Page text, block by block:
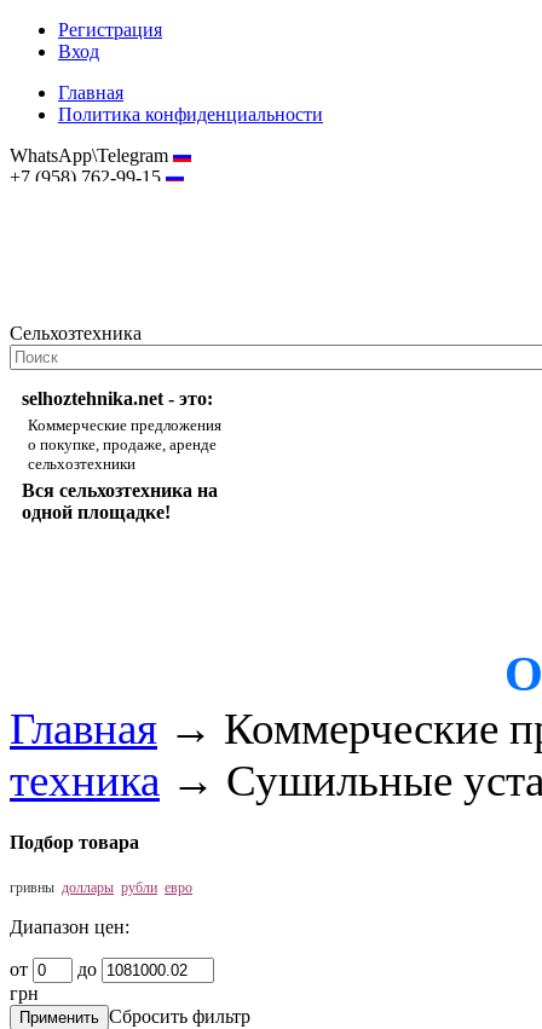
Регистрация
Вход
Главная
Политика конфиденциальности
WhatsApp\Telegram
+7 (958) 762-99-15
Сельхозтехника
selhoztehnika.net - это:
Коммерческие предложения
о покупке, продаже, аренде
сельхозтехники
Вся сельхозтехника на
одной площадке!
Главная → Коммерческие
техника → Сушильные
Подбор товара
гривны доллары рубли евро
Диапазон цен:
от
до
грн
Сбросить фильтр